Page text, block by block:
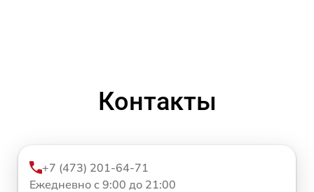
Контакты
+7 (473) 201-64-71
Ежедневно с 9:00 до 21:00